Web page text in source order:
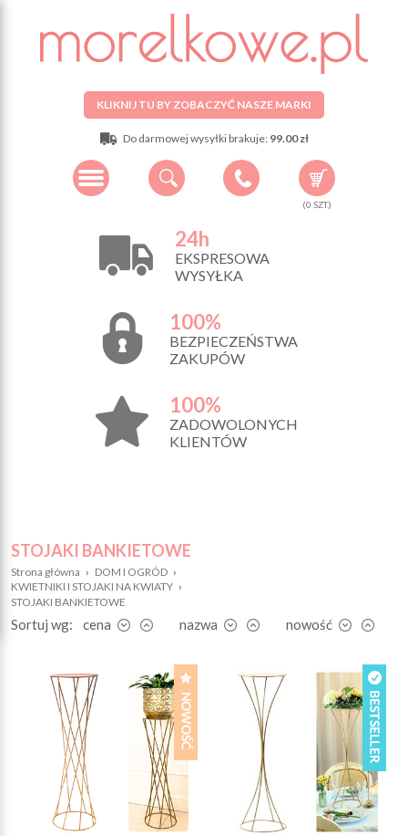
KLIKNIJ TU BY ZOBACZYĆ NASZE MARKI
Do darmowej wysyłki brakuje: 99.00 zł
(0 SZT.)
24h
EKSPRESOWA
WYSYŁKA
100%
BEZPIECZEŃSTWA
ZAKUPÓW
100%
ZADOWOLONYCH
KLIENTÓW
STOJAKI BANKIETOWE
Strona główna › DOM I OGRÓD ›
KWIETNIKI I STOJAKI NA KWIATY ›
STOJAKI BANKIETOWE
Sortuj wg: cena nazwa nowość